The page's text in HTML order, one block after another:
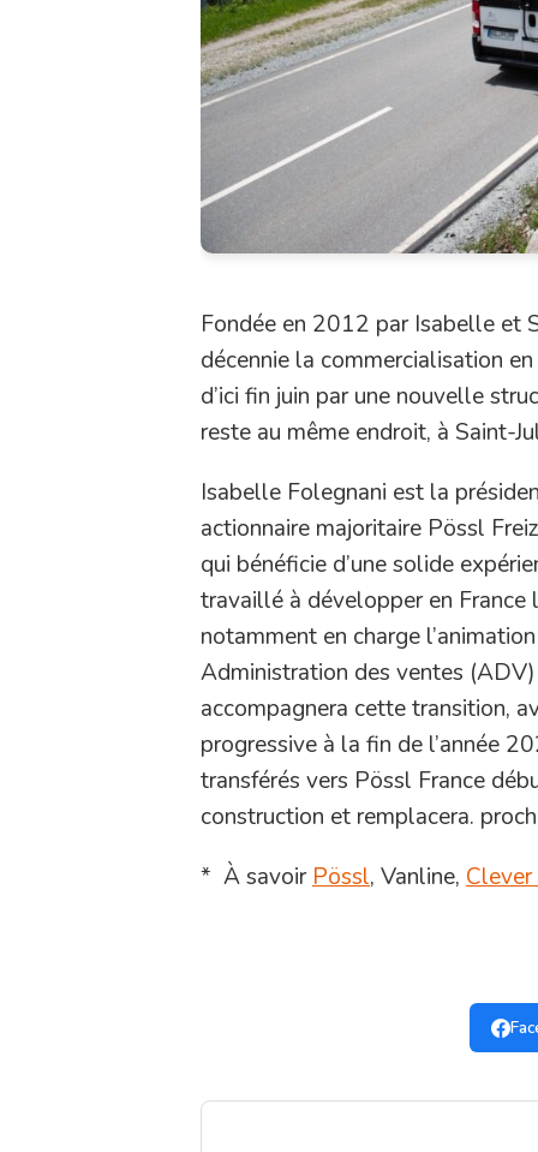
Fondée en 2012 par Isabelle et
décennie la commercialisation
d’ici fin juin par une nouvelle
reste au même endroit, à Saint-
Isabelle Folegnani est la
actionnaire majoritaire Pössl
qui bénéficie d’une solide
travaillé à développer en France
notamment en charge
Administration des ventes
accompagnera cette transition,
progressive à la fin de l’année
transférés vers Pössl France
construction et remplacera.
* À savoirPössl, Vanline, Clever